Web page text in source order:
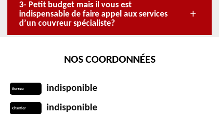
3- Petit budget mais il vous est
indispensable de faire appel aux services
d’un couvreur spécialiste?
NOS COORDONNÉES
Bureau indisponible
Chantier indisponible